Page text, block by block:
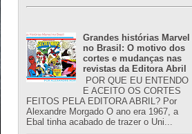
Grandes histórias Marvel
no Brasil: O motivo dos
cortes e mudanças nas
revistas da Editora Abril
POR QUE EU ENTENDO
E ACEITO OS CORTES
FEITOS PELA EDITORA ABRIL? Por
Alexandre Morgado O ano era 1967, a
Ebal tinha acabado de trazer o Uni...